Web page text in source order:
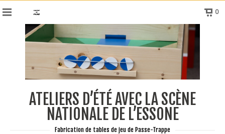
0
ATELIERS D’ÉTÉ AVEC LA SCÈNE
NATIONALE DE L’ESSONE
Fabrication de tables de jeu de Passe-Trappe